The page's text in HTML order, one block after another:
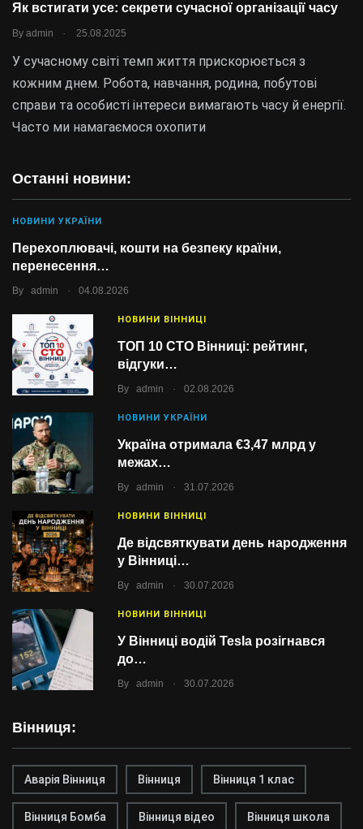
Як встигати усе: секрети сучасної організації часу
By admin . 25.08.2025
У сучасному світі темп життя прискорюється з
кожним днем. Робота, навчання, родина, побутові
справи та особисті інтереси вимагають часу й енергії.
Часто ми намагаємося охопити
Останні новини:
НОВИНИ УКРАЇНИ
Перехоплювачі, кошти на безпеку країни,
перенесення…
By admin . 04.08.2026
НОВИНИ ВІННИЦІ
ТОП 10 СТО Вінниці: рейтинг,
відгуки…
By admin . 02.08.2026
НОВИНИ УКРАЇНИ
Україна отримала €3,47 млрд у
межах…
By admin . 31.07.2026
НОВИНИ ВІННИЦІ
Де відсвяткувати день народження
у Вінниці…
By admin . 30.07.2026
НОВИНИ ВІННИЦІ
У Вінниці водій Tesla розігнався
до…
By admin . 30.07.2026
Вінниця:
Аварія Вінниця Вінниця Вінниця 1 клас
Вінниця Бомба Вінниця відео Вінниця школа